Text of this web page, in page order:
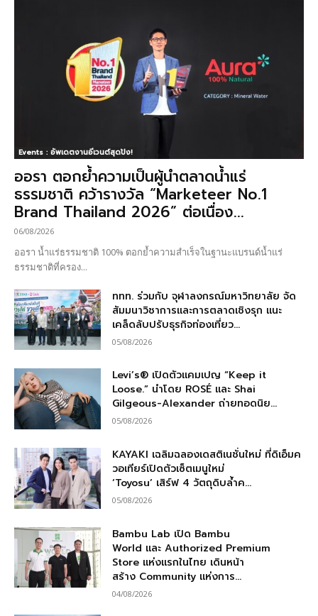
Events : อัพเดตงานอีเวนต์สุดปัง!
ออรา ตอกย้ำความเป็นผู้นำตลาดน้ำแร่
ธรรมชาติ คว้ารางวัล “Marketeer No.1
Brand Thailand 2026” ต่อเนื่อง...
06/08/2026
ออรา น้ำแร่ธรรมชาติ 100% ตอกย้ำความสำเร็จในฐานะแบรนด์น้ำแร่
ธรรมชาติที่ครอง...
ททท. ร่วมกับ จุฬาลงกรณ์มหาวิทยาลัย จัด
สัมมนาวิชาการและการตลาดเชิงรุก แนะ
เคล็ดลับปรับธุรกิจท่องเที่ยว...
05/08/2026
Levi’s® เปิดตัวแคมเปญ “Keep it
Loose.” นำโดย ROSÉ และ Shai
Gilgeous-Alexander ถ่ายทอดนิย...
05/08/2026
KAYAKI เฉลิมฉลองเดสติเนชั่นใหม่ ที่ดิเอ็มค
วอเทียร์เปิดตัวเซ็ตเมนูใหม่
‘Toyosu’ เสิร์ฟ 4 วัตถุดิบล้ำค...
05/08/2026
Bambu Lab เปิด Bambu
World และ Authorized Premium
Store แห่งแรกในไทย เดินหน้า
สร้าง Community แห่งการ...
04/08/2026